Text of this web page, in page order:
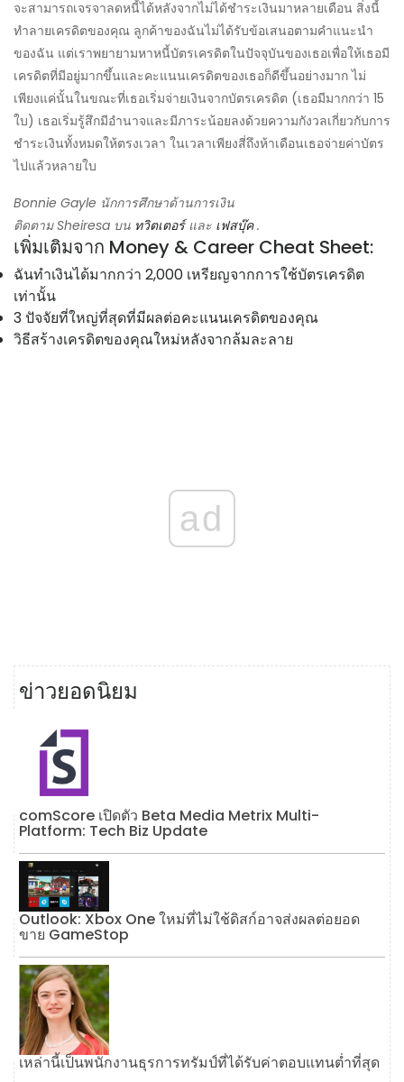
จะสามารถเจรจาลดหนี้ได้หลังจากไม่ได้ชำระเงินมาหลายเดือน สิ่งนี้
ทำลายเครดิตของคุณ ลูกค้าของฉันไม่ได้รับข้อเสนอตามคำแนะนำ
ของฉัน แต่เราพยายามหาหนี้บัตรเครดิตในปัจจุบันของเธอเพื่อให้เธอมี
เครดิตที่มีอยู่มากขึ้นและคะแนนเครดิตของเธอก็ดีขึ้นอย่างมาก ไม่
เพียงแค่นั้นในขณะที่เธอเริ่มจ่ายเงินจากบัตรเครดิต (เธอมีมากกว่า 15
ใบ) เธอเริ่มรู้สึกมีอำนาจและมีภาระน้อยลงด้วยความกังวลเกี่ยวกับการ
ชำระเงินทั้งหมดให้ตรงเวลา ในเวลาเพียงสี่ถึงห้าเดือนเธอจ่ายค่าบัตร
ไปแล้วหลายใบ
Bonnie Gayle นักการศึกษาด้านการเงิน
ติดตาม Sheiresa บน ทวิตเตอร์และ เฟสบุ๊ค.
เพิ่มเติมจาก Money & Career Cheat Sheet:
ฉันทำเงินได้มากกว่า 2,000 เหรียญจากการใช้บัตรเครดิต
เท่านั้น
3 ปัจจัยที่ใหญ่ที่สุดที่มีผลต่อคะแนนเครดิตของคุณ
วิธีสร้างเครดิตของคุณใหม่หลังจากล้มละลาย
ad
ข่าวยอดนิยม
comScore เปิดตัว Beta Media Metrix Multi-
Platform: Tech Biz Update
Outlook: Xbox One ใหม่ที่ไม่ใช้ดิสก์อาจส่งผลต่อยอด
ขาย GameStop
เหล่านี้เป็นพนักงานธุรการทรัมป์ที่ได้รับค่าตอบแทนต่ำที่สุด